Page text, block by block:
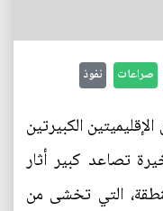
صراعات نفوذ
الكبيرتين
تصاعد كبير أثار
التي تخشى من